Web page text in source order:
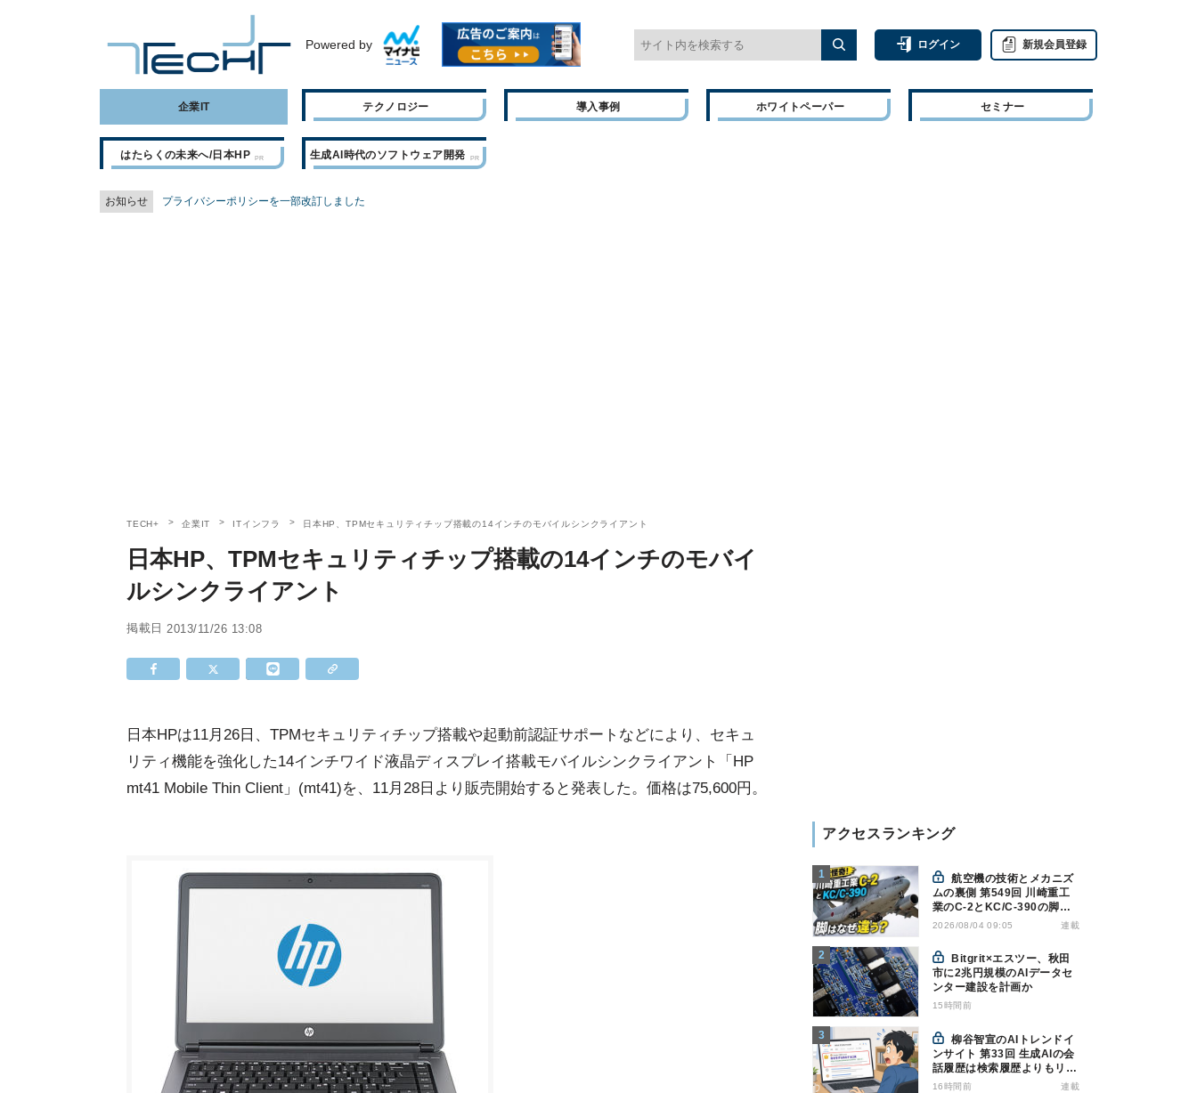
Powered by ログイン 新規会員登録
企業IT テクノロジー 導入事例 ホワイトペーパー セミナー
はたらくの未来へ/日本HP 生成AI時代のソフトウェア開発
お知らせ プライバシーポリシーを一部改訂しました
TECH+ 企業IT ITインフラ 日本HP、TPMセキュリティチップ搭載の14インチのモバイルシンクライアント
日本HP、TPMセキュリティチップ搭載の14インチのモバイ
ルシンクライアント
掲載日 2013/11/26 13:08
日本HPは11月26日、TPMセキュリティチップ搭載や起動前認証サポートなどにより、セキュ
リティ機能を強化した14インチワイド液晶ディスプレイ搭載モバイルシンクライアント「HP
mt41 Mobile Thin Client」(mt41)を、11月28日より販売開始すると発表した。価格は75,600円。
アクセスランキング
航空機の技術とメカニズ
ムの裏側 第549回 川崎重工
業のC-2とKC/C-390の脚は
なぜ違う? - 降着装置は複雑
2026/08/04 09:05 連載
市に2兆円規模のAIデータセ
ンター建設を計画か
15時間前
柳谷智宣のAIトレンドイ
ンサイト 第33回 生成AIの会
話履歴は検索履歴よりもリス
キー？今のうちに情報漏洩対
16時間前 連載